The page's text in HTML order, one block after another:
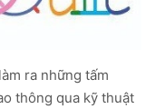
ra những tấm
thông qua kỹ thuật